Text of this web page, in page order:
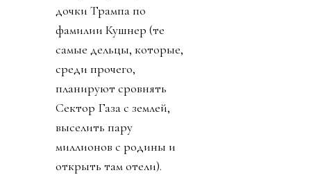
дочки Трампа по
фамилии Кушнер (те
самые дельцы, которые,
среди прочего,
планируют сровнять
Сектор Газа с землей,
выселить пару
миллионов с родины и
открыть там отели).